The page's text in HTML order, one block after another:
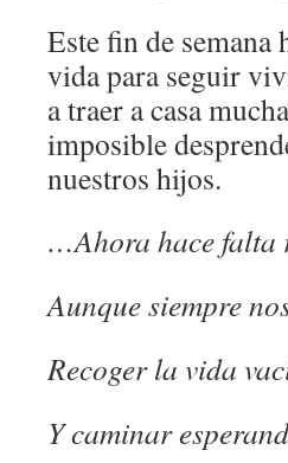
Este fin de semana
vida para seguir
a traer a casa
imposible
nuestros hijos.
…Ahora hace falta
Aunque siempre
Recoger la vida
Y caminar